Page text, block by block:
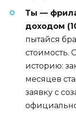
Ты —
доходом
пытайся
стоимость.
историю:
месяцев
заявку с